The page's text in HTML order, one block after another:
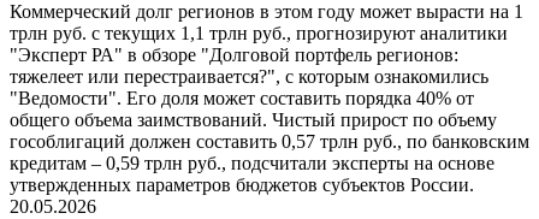
Коммерческий долг регионов в этом году может вырасти на 1
трлн руб. с текущих 1,1 трлн руб., прогнозируют аналитики
"Эксперт РА" в обзоре "Долговой портфель регионов:
тяжелеет или перестраивается?", с которым ознакомились
"Ведомости". Его доля может составить порядка 40% от
общего объема заимствований. Чистый прирост по объему
гособлигаций должен составить 0,57 трлн руб., по банковским
кредитам – 0,59 трлн руб., подсчитали эксперты на основе
утвержденных параметров бюджетов субъектов России.
20.05.2026